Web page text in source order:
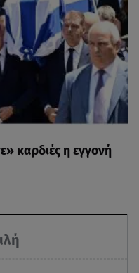
καρδιές η εγγονή